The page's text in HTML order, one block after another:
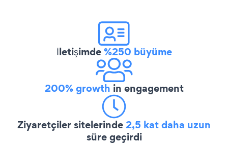
İletişimde%250 büyüme
200% growth in engagement
Ziyaretçiler sitelerinde2,5 kat daha uzun
süre geçirdi